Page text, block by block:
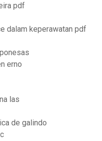
pdf
dalam keperawatan pdf
erno
las
de galindo